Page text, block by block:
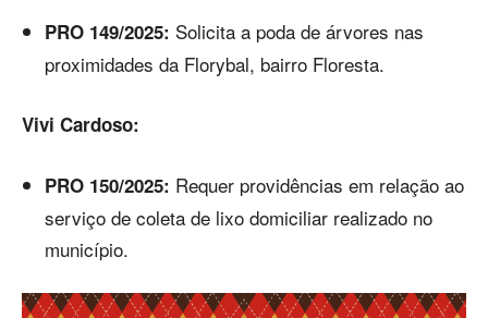
PRO 149/2025: Solicita a poda de árvores nas
proximidades da Florybal, bairro Floresta.
Vivi Cardoso:
PRO 150/2025: Requer providências em relação ao
serviço de coleta de lixo domiciliar realizado no
município.